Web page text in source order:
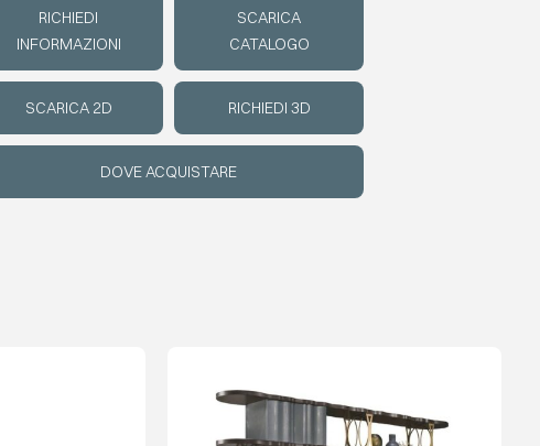
RICHIEDI
INFORMAZIONI
SCARICA
CATALOGO
SCARICA 2D RICHIEDI 3D
DOVE ACQUISTARE